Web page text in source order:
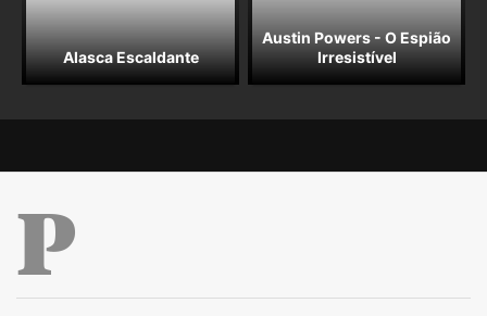
Alasca Escaldante
Austin Powers - O Espião
Irresistível